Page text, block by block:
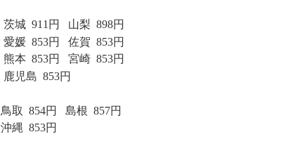
茨城 911 円 山梨 898円
愛媛 853円 佐賀 853円
熊本 853円 宮崎 853円
鹿児島 853円
鳥取 854円 島根 857円
沖縄 853円